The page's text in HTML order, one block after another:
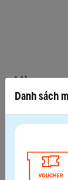
Màu
Chọn size
36
Danh sách